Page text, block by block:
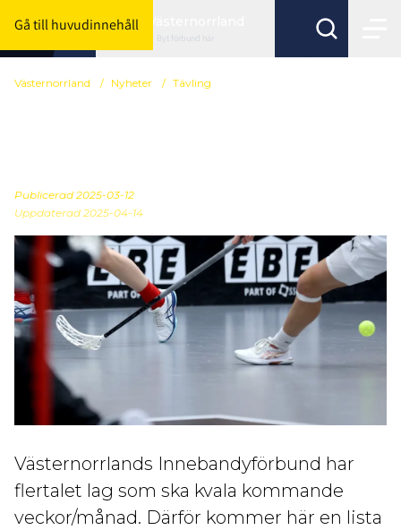
Gå till huvudinnehåll
Byt förbund här
Västernorrland / Nyheter / Tävling
Publicerad 2025-03-12
Uppdaterad 2025-04-14
Västernorrlands Innebandyförbund har
flertalet lag som ska kvala kommande
veckor/månad. Därför kommer här en lista